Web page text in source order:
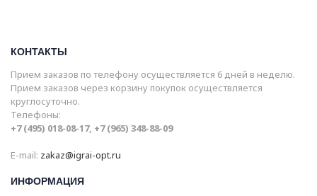
КОНТАКТЫ
Прием заказов по телефону осуществляется 6 дней в неделю.
Прием заказов через корзину покупок осуществляется
круглосуточно.
Телефоны:
+7 (495) 018-08-17, +7 (965) 348-88-09
E-mail: zakaz@igrai-opt.ru
ИНФОРМАЦИЯ